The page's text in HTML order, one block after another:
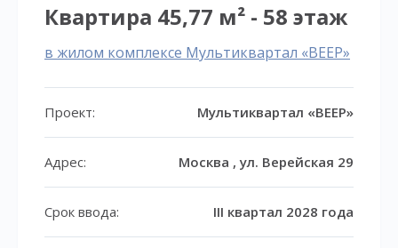
Квартира 45,77 м² - 58 этаж
в жилом комплексе Мультиквартал «ВЕЕР»
Проект: Мультиквартал «ВЕЕР»
Адрес: Москва , ул. Верейская 29
Срок ввода: III квартал 2028 года